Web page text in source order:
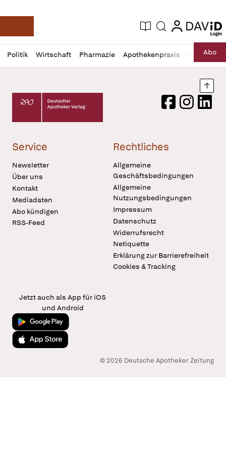
Deutsche Apotheker Zeitung
Aktuelle Ausgabe
Suche login
login
Politik Wirtschaft Pharmazie Apothekenpraxis RechtAbo
Profil
öffnen
Daz
Pur
Deutscher Apotheker Verlag Logo
FacebookInstagram
Service
Newsletter
Über uns
Kontakt
Mediadaten
Abo kündigen
RSS-Feed
Rechtliches
Allgemeine
Geschäftsbedingungen
Allgemeine
Nutzungsbedingungen
Impressum
Datenschutz
Widerrufsrecht
Netiquette
Erklärung zur Barrierefreiheit
Cookies & Tracking
Jetzt auch als App für iOS
und Android
Jetzt bei Google Play
Laden im App Store
© 2026 Deutsche Apotheker Zeitung